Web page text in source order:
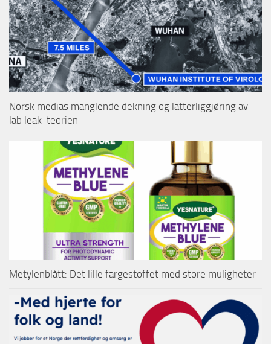
Norsk medias manglende dekning og latterliggjøring av
lab leak-teorien
Metylenblått: Det lille fargestoffet med store muligheter